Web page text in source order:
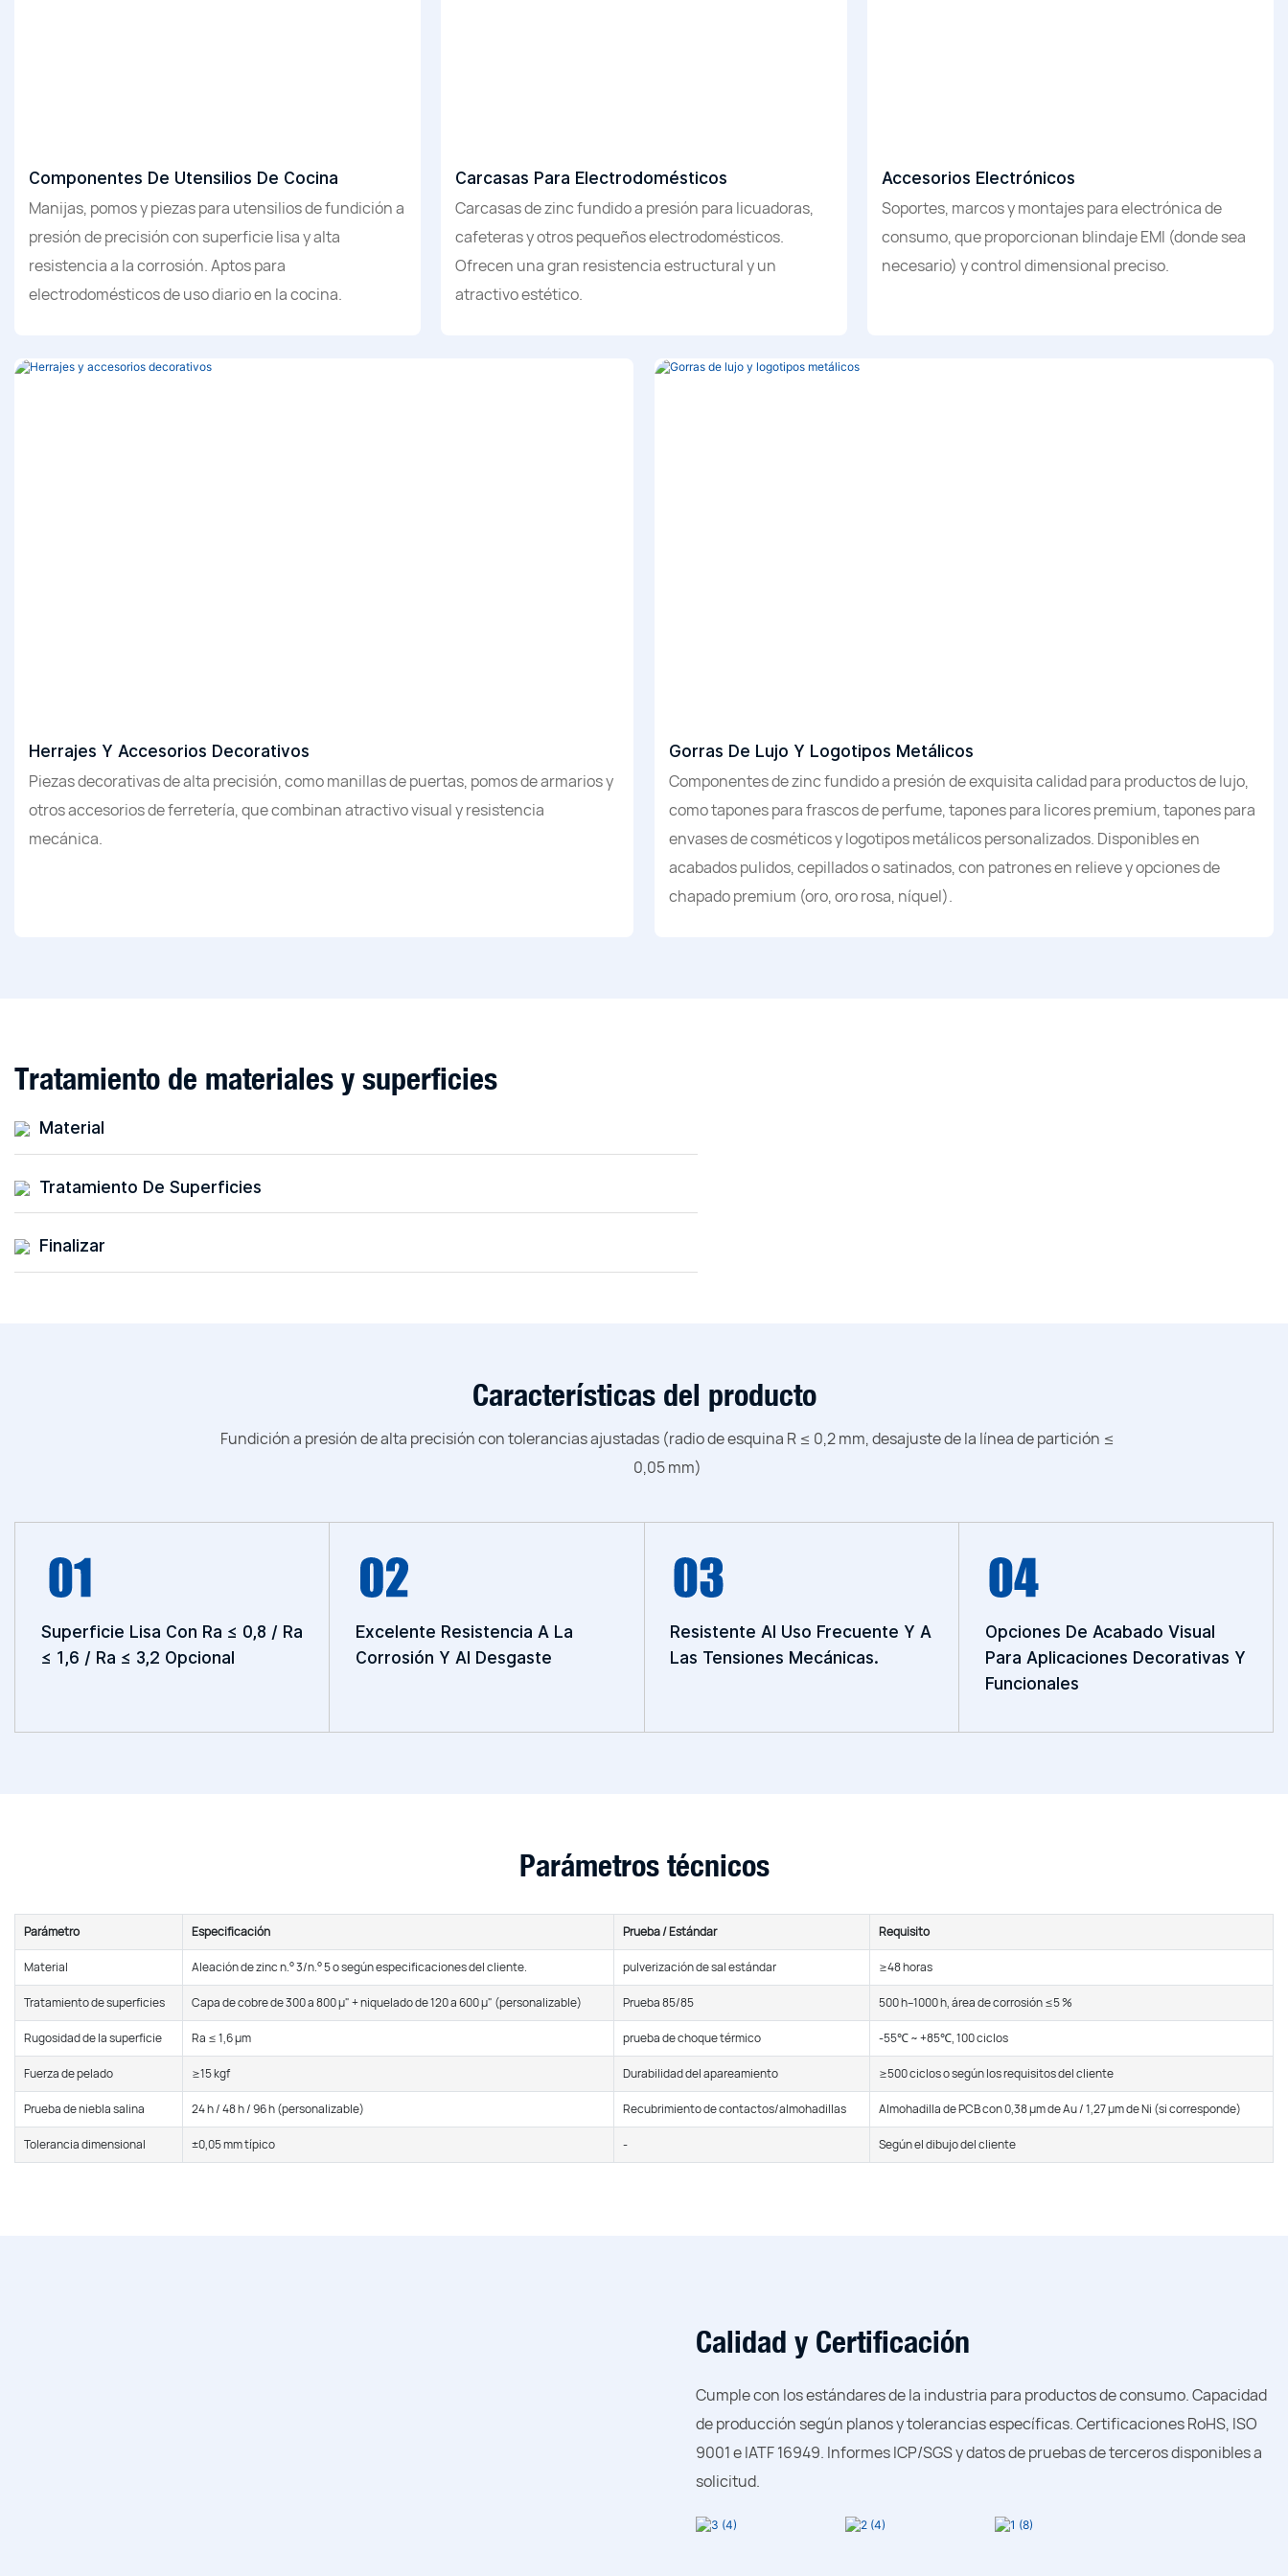
Componentes De Utensilios De Cocina
Manijas, pomos y piezas para utensilios de fundición a
presión de precisión con superficie lisa y alta
resistencia a la corrosión. Aptos para
electrodomésticos de uso diario en la cocina.
Carcasas Para Electrodomésticos
Carcasas de zinc fundido a presión para licuadoras,
cafeteras y otros pequeños electrodomésticos.
Ofrecen una gran resistencia estructural y un
atractivo estético.
Accesorios Electrónicos
Soportes, marcos y montajes para electrónica de
consumo, que proporcionan blindaje EMI (donde sea
necesario) y control dimensional preciso.
Herrajes Y Accesorios Decorativos
Piezas decorativas de alta precisión, como manillas de puertas, pomos de armarios y
otros accesorios de ferretería, que combinan atractivo visual y resistencia
mecánica.
Gorras De Lujo Y Logotipos Metálicos
Componentes de zinc fundido a presión de exquisita calidad para productos de lujo,
como tapones para frascos de perfume, tapones para licores premium, tapones para
envases de cosméticos y logotipos metálicos personalizados. Disponibles en
acabados pulidos, cepillados o satinados, con patrones en relieve y opciones de
chapado premium (oro, oro rosa, níquel).
Tratamiento de materiales y superficies
Material
Tratamiento De Superficies
Finalizar
Características del producto
Fundición a presión de alta precisión con tolerancias ajustadas (radio de esquina R ≤ 0,2 mm, desajuste de la línea de partición ≤
0,05 mm)
Superficie Lisa Con Ra ≤ 0,8 / Ra
≤ 1,6 / Ra ≤ 3,2 Opcional
Excelente Resistencia A La
Corrosión Y Al Desgaste
Resistente Al Uso Frecuente Y A
Las Tensiones Mecánicas.
Opciones De Acabado Visual
Para Aplicaciones Decorativas Y
Funcionales
Parámetros técnicos
Parámetro Especificación Prueba / Estándar Requisito
Material Aleación de zinc n.° 3/n.° 5 o según especificaciones del cliente. pulverización de sal estándar ≥48 horas
Tratamiento de superficies Capa de cobre de 300 a 800 μ" + niquelado de 120 a 600 μ" (personalizable) Prueba 85/85 500 h–1000 h, área de corrosión ≤5 %
Rugosidad de la superficie Ra ≤ 1,6 μm prueba de choque térmico -55℃ ~ +85℃, 100 ciclos
Fuerza de pelado ≥15 kgf Durabilidad del apareamiento ≥500 ciclos o según los requisitos del cliente
Prueba de niebla salina 24 h / 48 h / 96 h (personalizable) Recubrimiento de contactos/almohadillas Almohadilla de PCB con 0,38 μm de Au / 1,27 μm de Ni (si corresponde)
Tolerancia dimensional ±0,05 mm típico - Según el dibujo del cliente
Calidad y Certificación
Cumple con los estándares de la industria para productos de consumo. Capacidad
de producción según planos y tolerancias específicas. Certificaciones RoHS, ISO
9001 e IATF 16949. Informes ICP/SGS y datos de pruebas de terceros disponibles a
solicitud.